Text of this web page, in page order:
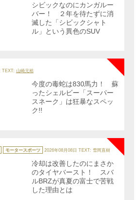
シビックなのにカンガルー
バー！ ２年を待たずに消
滅した「シビックシャト
ル」という異色のSUV
TEXT: 山崎元裕
今度の毒蛇は830馬力！ 蘇
ったシェルビー「スーパー
スネーク」は狂暴なスペッ
ク!!
モータースポーツ 2026年08月08日 TEXT: 雪岡直樹
冷却は改善したのにまさか
のタイヤバースト！ スバ
ルBRZが真夏の富士で苦戦
した理由とは